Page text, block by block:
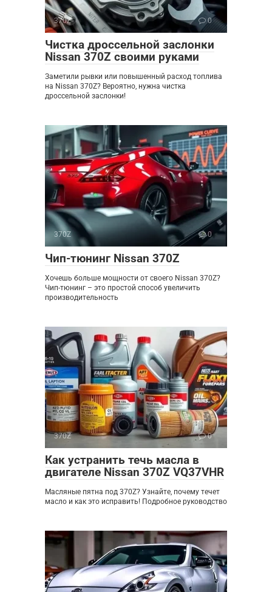
370Z 0
Чистка дроссельной заслонки
Nissan 370Z своими руками
Заметили рывки или повышенный расход топлива
на Nissan 370Z? Вероятно, нужна чистка
дроссельной заслонки!
370Z 0
Чип-тюнинг Nissan 370Z
Хочешь больше мощности от своего Nissan 370Z?
Чип-тюнинг – это простой способ увеличить
производительность
370Z 0
Как устранить течь масла в
двигателе Nissan 370Z VQ37VHR
Масляные пятна под 370Z? Узнайте, почему течет
масло и как это исправить! Подробное руководство